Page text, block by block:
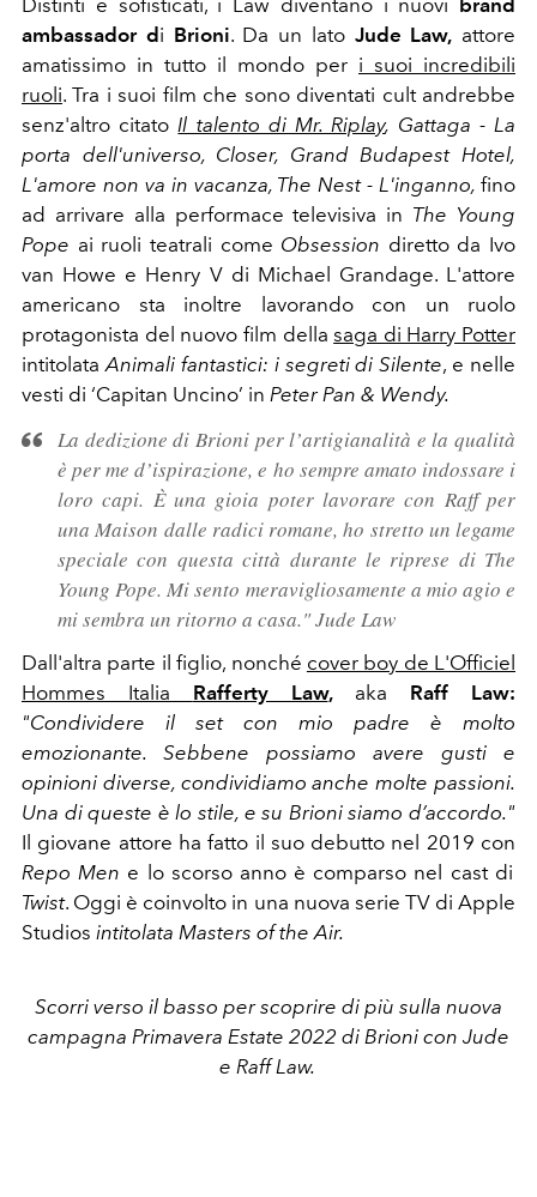
ambassador di Brioni. Da un lato Jude Law, attore
amatissimo in tutto il mondo per i suoi incredibili
ruoli. Tra i suoi film che sono diventati cult andrebbe
senz'altro citato Il talento di Mr. Riplay, Gattaga - La
porta dell'universo, Closer, Grand Budapest Hotel,
L'amore non va in vacanza, The Nest - L'inganno, fino
ad arrivare alla performace televisiva in The Young
Pope ai ruoli teatrali come Obsession diretto da Ivo
van Howe e Henry V di Michael Grandage. L'attore
americano sta inoltre lavorando con un ruolo
protagonista del nuovo film dellasaga di Harry Potter
intitolata Animali fantastici: i segreti di Silente, e nelle
vesti di ‘Capitan Uncino’ in Peter Pan & Wendy.
La dedizione di Brioni per l’artigianalità e la qualità
è per me d’ispirazione, e ho sempre amato indossare i
loro capi. È una gioia poter lavorare con Raff per
una Maison dalle radici romane, ho stretto un legame
speciale con questa città durante le riprese di The
Young Pope. Mi sento meravigliosamente a mio agio e
mi sembra un ritorno a casa."Jude Law
Dall'altra parte il figlio, nonché cover boy de L'Officiel
Hommes Italia Rafferty Law,aka Raff Law:
"Condividere il set con mio padre è molto
emozionante. Sebbene possiamo avere gusti e
opinioni diverse, condividiamo anche molte passioni.
Una di queste è lo stile, e su Brioni siamo d’accordo."
Il giovane attore ha fatto il suo debutto nel 2019 con
Repo Men e lo scorso anno è comparso nel cast di
Twist. Oggi è coinvolto in una nuova serie TV di Apple
Studios intitolata Masters of the Air.
Scorri verso il basso per scoprire di più sulla nuova
campagna Primavera Estate 2022 di Brioni con Jude
e Raff Law.